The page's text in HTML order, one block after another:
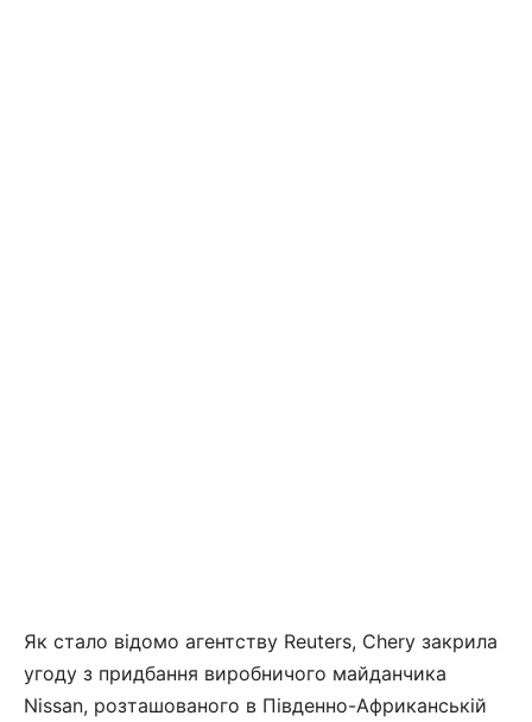
Як стало відомо агентству Reuters, Chery закрила
угоду з придбання виробничого майданчика
Nissan, розташованого в Південно-Африканській